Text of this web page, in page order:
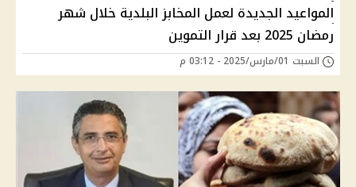
المواعيد الجديدة لعمل المخابز البلدية خلال شهر
رمضان 2025 بعد قرار التموين
السبت 01/مارس/2025 - 03:12 م